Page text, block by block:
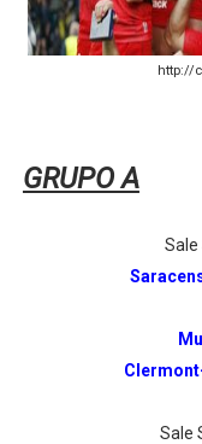
Campeonato de
http://
GRUPO A
Sale
Sale